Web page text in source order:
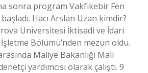
sonra program Vakfıkebir Fen
Hacı Arslan Uzan kimdir?
Üniversitesi İktisadi ve İdari
Bölümü’nden mezun oldu.
Maliye Bakanlığı Mali
yardımcısı olarak çalıştı. 9